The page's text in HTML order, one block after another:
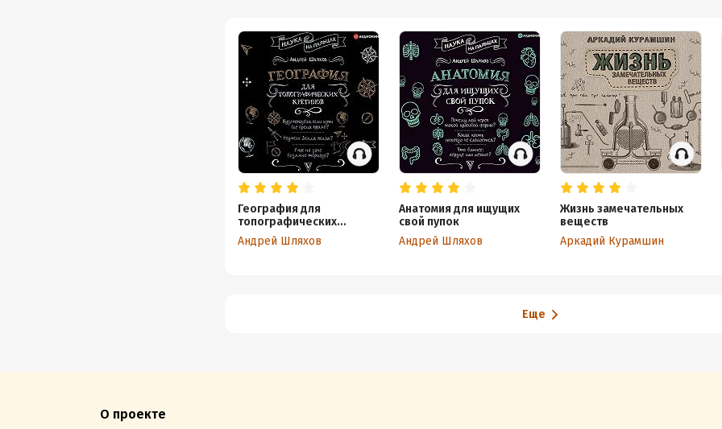
География для
топографических
кретинов
Андрей Шляхов
Анатомия для ищущих
свой пупок
Андрей Шляхов
Жизнь замечательных
веществ
Аркадий Курамшин
Еще
О проекте